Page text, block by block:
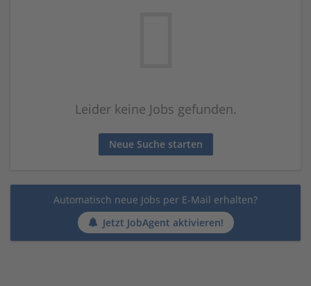
Leider keine Jobs gefunden.
Neue Suche starten
Automatisch neue Jobs per E-Mail erhalten?
Jetzt JobAgent aktivieren!